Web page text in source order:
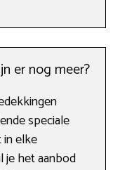
er nog meer?
speciale
in elke
je het aanbod